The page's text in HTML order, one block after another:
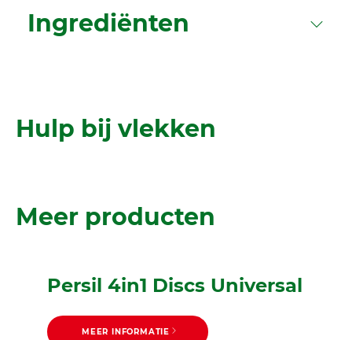
Ingrediënten
Hulp bij vlekken
Meer producten
Persil 4in1 Discs Universal
MEER INFORMATIE